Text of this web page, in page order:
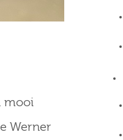
mooi
Werner